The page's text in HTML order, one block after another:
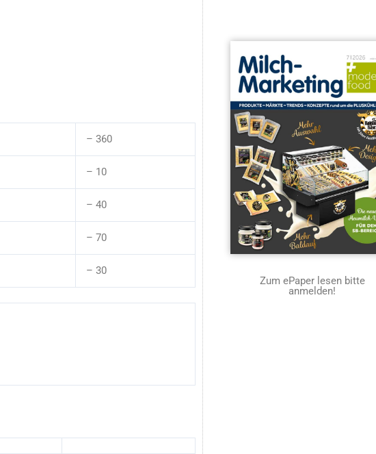
– 360
– 10
– 40
– 70
– 30
Zum ePaper lesen bitte
anmelden!